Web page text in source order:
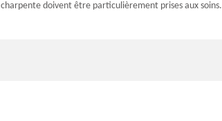
charpente doivent être particulièrement prises aux soins.